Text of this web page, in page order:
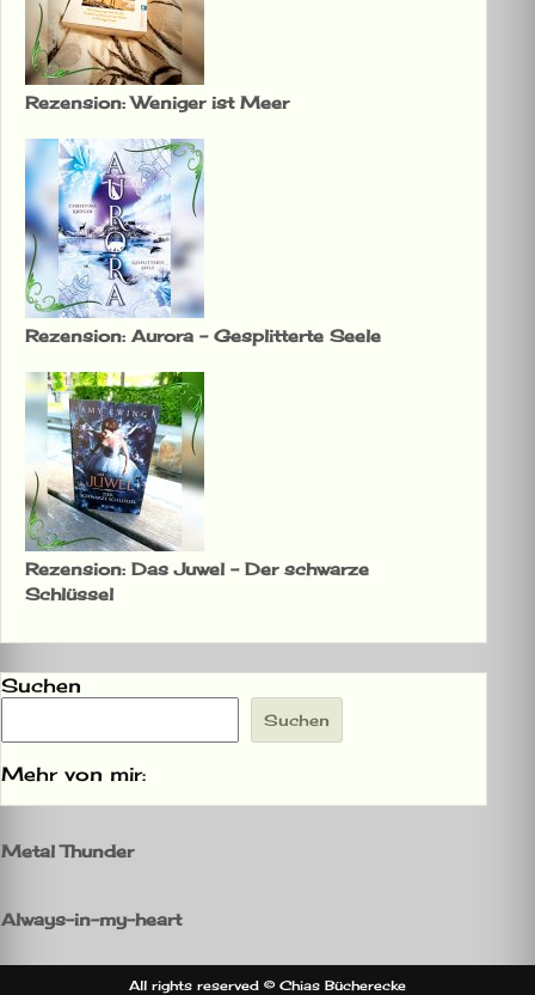
Rezension: Weniger ist Meer
Rezension: Aurora – Gesplitterte Seele
Rezension: Das Juwel – Der schwarze
Schlüssel
Suchen
Suchen
Mehr von mir:
Metal Thunder
Always-in-my-heart
All rights reserved © Chias Bücherecke